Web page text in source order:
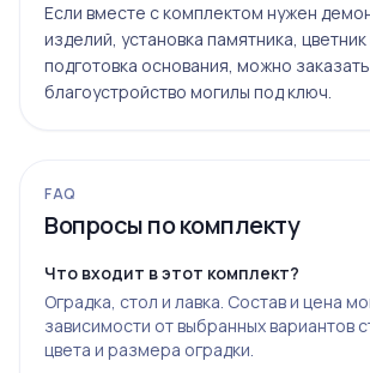
Если вместе с комплектом нужен
изделий, установка памятника, цветник
подготовка основания, можно заказать
благоустройство могилы под ключ.
FAQ
Вопросы по комплекту
Что входит в этот комплект?
Оградка, стол и лавка. Состав и цена
зависимости от выбранных вариантов
цвета и размера оградки.